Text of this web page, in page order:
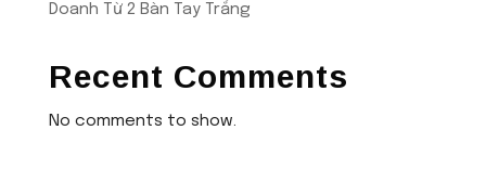
Doanh Từ 2 Bàn Tay Trắng
Recent Comments
No comments to show.